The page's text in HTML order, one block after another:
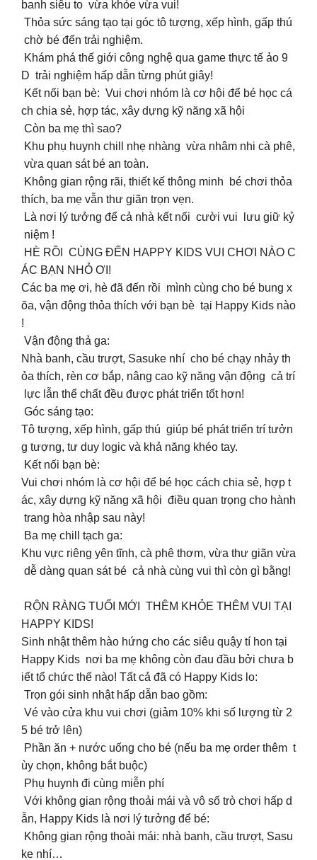
banh siêu to vừa khỏe vừa vui!
Thỏa sức sáng tạo tại góc tô tượng, xếp hình, gấp thú
chờ bé đến trải nghiệm.
Khám phá thế giới công nghệ qua game thực tế ảo 9
D trải nghiệm hấp dẫn từng phút giây!
‍️ Kết nối bạn bè: Vui chơi nhóm là cơ hội để bé học cá
ch chia sẻ, hợp tác, xây dựng kỹ năng xã hội
‍️ Còn ba mẹ thì sao?
Khu phụ huynh chill nhẹ nhàng vừa nhâm nhi cà phê,
vừa quan sát bé an toàn.
Không gian rộng rãi, thiết kế thông minh bé chơi thỏa
thích, ba mẹ vẫn thư giãn trọn vẹn.
Là nơi lý tưởng để cả nhà kết nối cười vui lưu giữ kỷ
niệm !
HÈ RỒI CÙNG ĐẾN HAPPY KIDS VUI CHƠI NÀO C
ÁC BẠN NHỎ ƠI!
Các ba mẹ ơi, hè đã đến rồi mình cùng cho bé bung x
õa, vận động thỏa thích với bạn bè tại Happy Kids nào
!
‍️ Vận động thả ga:
Nhà banh, cầu trượt, Sasuke nhí cho bé chạy nhảy th
ỏa thích, rèn cơ bắp, nâng cao kỹ năng vận động cả trí
lực lẫn thể chất đều được phát triển tốt hơn!
Góc sáng tạo:
Tô tượng, xếp hình, gấp thú giúp bé phát triển trí tưởn
g tượng, tư duy logic và khả năng khéo tay.
‍️ Kết nối bạn bè:
Vui chơi nhóm là cơ hội để bé học cách chia sẻ, hợp t
ác, xây dựng kỹ năng xã hội điều quan trọng cho hành
trang hòa nhập sau này!
Ba mẹ chill tạch ga:
Khu vực riêng yên tĩnh, cà phê thơm, vừa thư giãn vừa
dễ dàng quan sát bé cả nhà cùng vui thì còn gì bằng!
RỘN RÀNG TUỔI MỚI THÊM KHỎE THÊM VUI TẠI
HAPPY KIDS!
Sinh nhật thêm hào hứng cho các siêu quậy tí hon tại
Happy Kids nơi ba mẹ không còn đau đầu bởi chưa b
iết tổ chức thế nào! Tất cả đã có Happy Kids lo:
Trọn gói sinh nhật hấp dẫn bao gồm:
Vé vào cửa khu vui chơi (giảm 10% khi số lượng từ 2
5 bé trở lên)
Phần ăn + nước uống cho bé (nếu ba mẹ order thêm t
ùy chọn, không bắt buộc)
Phụ huynh đi cùng miễn phí
Với không gian rộng thoải mái và vô số trò chơi hấp d
ẫn, Happy Kids là nơi lý tưởng để bé:
‍️ Không gian rộng thoải mái: nhà banh, cầu trượt, Sasu
ke nhí…